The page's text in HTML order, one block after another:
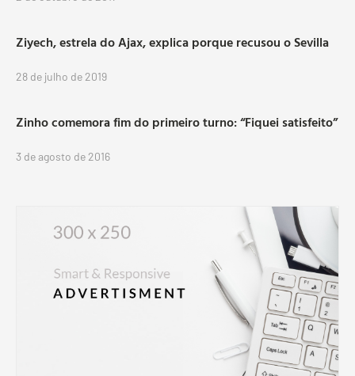
Ziyech, estrela do Ajax, explica porque recusou o Sevilla
28 de julho de 2019
Zinho comemora fim do primeiro turno: “Fiquei satisfeito”
3 de agosto de 2016